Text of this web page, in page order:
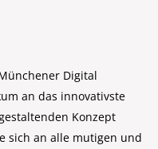
Digital
an das innovativste
Konzept
sich an alle mutigen und